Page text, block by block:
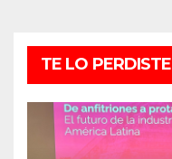
TE LO PERDISTE